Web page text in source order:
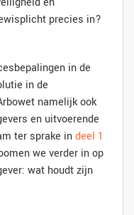
precies in?
in de
in de
namelijk ook
en uitvoerende
ter sprake indeel 1
we verder in op
wat houdt zijn